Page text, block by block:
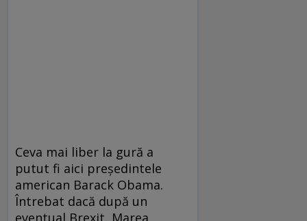
Ceva mai liber la gură a
putut fi aici președintele
american Barack Obama.
Întrebat dacă după un